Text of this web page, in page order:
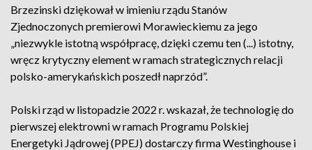
Brzezinski dziękował w imieniu rządu Stanów
Zjednoczonych premierowi Morawieckiemu za jego
„niezwykle istotną współpracę, dzięki czemu ten (...) istotny,
wręcz krytyczny element w ramach strategicznych relacji
polsko-amerykańskich poszedł naprzód”.
Polski rząd w listopadzie 2022 r. wskazał, że technologię do
pierwszej elektrowni w ramach Programu Polskiej
Energetyki Jądrowej (PPEJ) dostarczy firma Westinghouse i